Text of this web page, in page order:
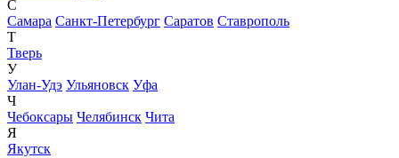
С
Самара Санкт-Петербург Саратов Ставрополь
Т
Тверь
У
Улан-Удэ Ульяновск Уфа
Ч
Чебоксары Челябинск Чита
Я
Якутск